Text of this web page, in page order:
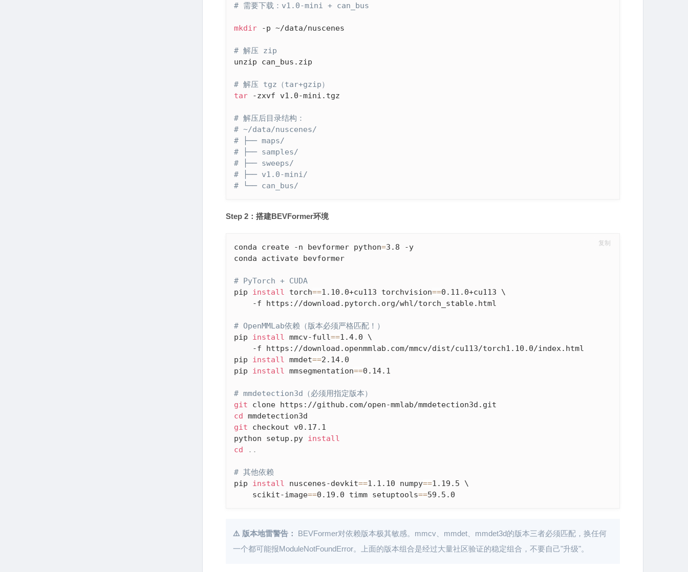
# 需要下载：v1.0-mini + can_bus
mkdir -p ~/data/nuscenes
# 解压 zip
unzip can_bus.zip
# 解压 tgz（tar+gzip）
tar -zxvf v1.0-mini.tgz
# 解压后目录结构：
# ~/data/nuscenes/
# ├── maps/
# ├── samples/
# ├── sweeps/
# ├── v1.0-mini/
# └── can_bus/
Step 2：搭建BEVFormer环境
conda create -n bevformer python=3.8 -y
conda activate bevformer
# PyTorch + CUDA
pip install torch==1.10.0+cu113 torchvision==0.11.0+cu113 \
    -f https://download.pytorch.org/whl/torch_stable.html
# OpenMMLab依赖（版本必须严格匹配！）
pip install mmcv-full==1.4.0 \
    -f https://download.openmmlab.com/mmcv/dist/cu113/torch1.10.0/index.html
pip install mmdet==2.14.0
pip install mmsegmentation==0.14.1
# mmdetection3d（必须用指定版本）
git
cd
git checkout v0.17.1
python setup.py install
cd
..
# 其他依赖
pip install nuscenes-devkit==1.1.10 numpy==1.19.5 \
    scikit-image
==0.19.0 timm setuptools==59.5.0
复制
⚠️ 版本地雷警告：
BEVFormer对依赖版本极其敏感。mmcv、mmdet、mmdet3d的版本三者必须匹配，换任何
一个都可能报ModuleNotFoundError。上面的版本组合是经过大量社区验证的稳定组合，不要自己"升级"。